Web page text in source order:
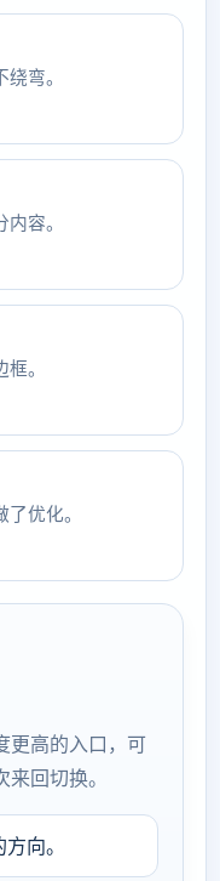
弯。
容。
。
优化。
更高的入口，可
回切换。
向。